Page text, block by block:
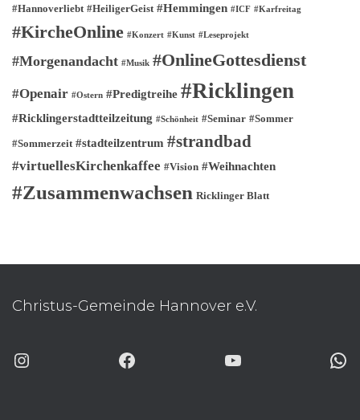
#Hannoverliebt #HeiligerGeist #Hemmingen #ICF #Karfreitag
#KircheOnline #Konzert #Kunst #Leseprojekt
#Morgenandacht #Musik #OnlineGottesdienst
#Openair #Ostern #Predigtreihe #Ricklingen
#Ricklingerstadtteilzeitung #Schönheit #Seminar #Sommer
#Sommerzeit #stadteilzentrum #strandbad
#virtuellesKirchenkaffee #Vision #Weihnachten
#Zusammenwachsen Ricklinger Blatt
Christus-Gemeinde Hannover e.V.